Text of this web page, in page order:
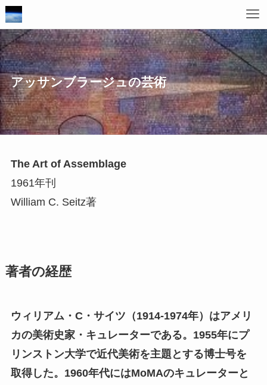
アッサンブラージュの芸術
The Art of Assemblage
1961年刊
William C. Seitz著
著者の経歴
ウィリアム・C・サイツ（1914-1974年）はアメリ
カの美術史家・キュレーターである。1955年にプ
リンストン大学で近代美術を主題とする博士号を
取得した。1960年代にはMoMAのキュレーターと